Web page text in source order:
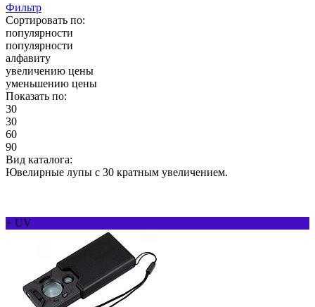
Фильтр
Сортировать по:
популярности
популярности
алфавиту
увеличению цены
уменьшению цены
Показать по:
30
30
60
90
Вид каталога:
Ювелирные лупы с 30 кратным увеличением.
+ UV